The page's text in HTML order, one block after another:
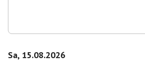
Sa, 15.08.2026